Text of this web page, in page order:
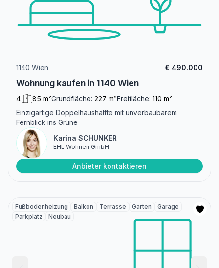
1140 Wien € 490.000
Wohnung kaufen in 1140 Wien
4 85 m²Grundfläche: 227 m²Freifläche: 110 m²
Einzigartige Doppelhaushälfte mit unverbaubarem
Fernblick ins Grüne
Karina SCHUNKER
EHL Wohnen GmbH
Anbieter kontaktieren
Fußbodenheizung Balkon Terrasse Garten
Garage
Parkplatz
Neubau